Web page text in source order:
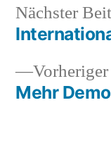
Mehr
Nächster